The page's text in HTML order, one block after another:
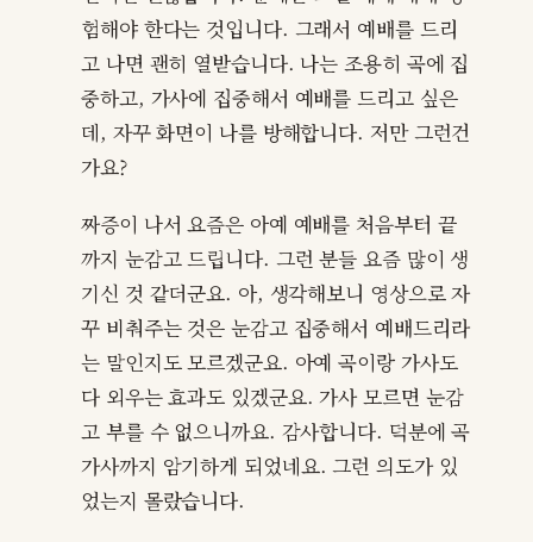
험해야 한다는 것입니다. 그래서 예배를 드리
고 나면 괜히 열받습니다. 나는 조용히 곡에 집
중하고, 가사에 집중해서 예배를 드리고 싶은
데, 자꾸 화면이 나를 방해합니다. 저만 그런건
가요?
짜증이 나서 요즘은 아예 예배를 처음부터 끝
까지 눈감고 드립니다. 그런 분들 요즘 많이 생
기신 것 같더군요. 아, 생각해보니 영상으로 자
꾸 비춰주는 것은 눈감고 집중해서 예배드리라
는 말인지도 모르겠군요. 아예 곡이랑 가사도
다 외우는 효과도 있겠군요. 가사 모르면 눈감
고 부를 수 없으니까요. 감사합니다. 덕분에 곡
가사까지 암기하게 되었네요. 그런 의도가 있
었는지 몰랐습니다.